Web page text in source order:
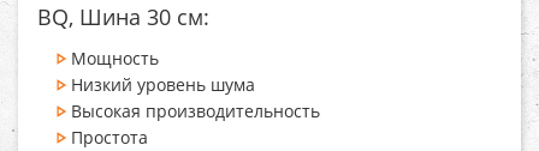
BQ, Шина 30 см:
Мощность
Низкий уровень шума
Высокая производительность
Простота